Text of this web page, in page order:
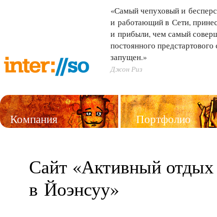
«Самый чепуховый и
и работающий в Сети,
и прибыли, чем самый
постоянного
запущен.»
Джон Риз
Компания Портфолио
Сайт «Активный отдых
в Йоэнсуу»